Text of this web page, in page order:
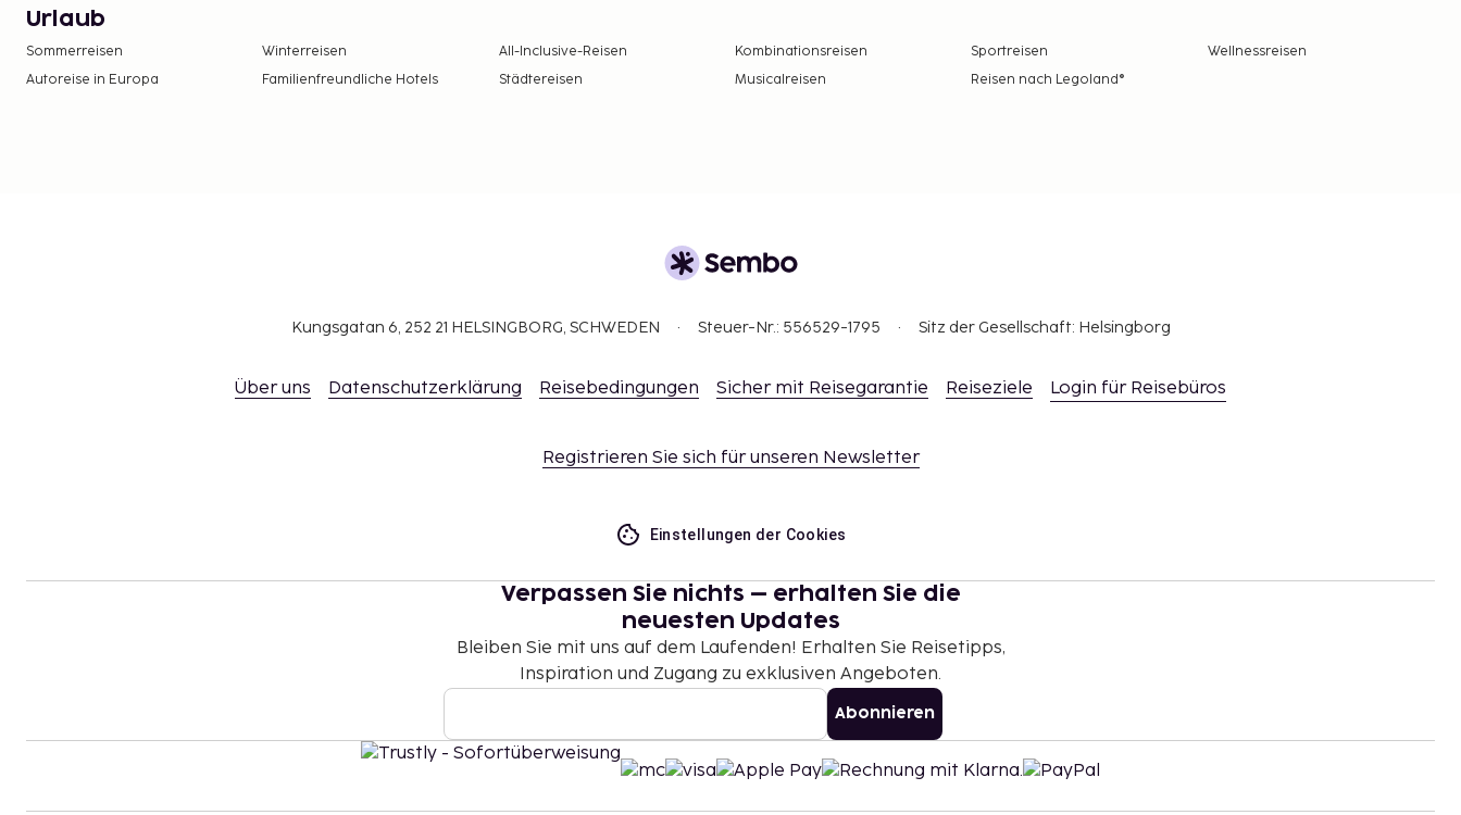
Urlaub
Sommerreisen Winterreisen All-Inclusive-Reisen Kombinationsreisen Sportreisen
Wellnessreisen
Autoreise in Europa
Familienfreundliche Hotels Städtereisen Musicalreisen Reisen nach Legoland®
Kungsgatan 6, 252 21 HELSINGBORG, SCHWEDEN Steuer-Nr.: 556529-1795 Sitz der Gesellschaft: Helsingborg
Über uns Datenschutzerklärung Reisebedingungen Sicher mit Reisegarantie Reiseziele Login für Reisebüros
Registrieren Sie sich für unseren Newsletter
Einstellungen der Cookies
Verpassen Sie nichts – erhalten Sie die
neuesten Updates
Bleiben Sie mit uns auf dem Laufenden! Erhalten Sie Reisetipps,
Inspiration und Zugang zu exklusiven Angeboten.
Abonnieren